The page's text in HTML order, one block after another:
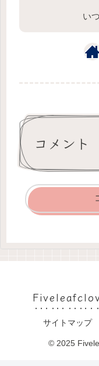
い
コメント
サイトマップ
© 2025